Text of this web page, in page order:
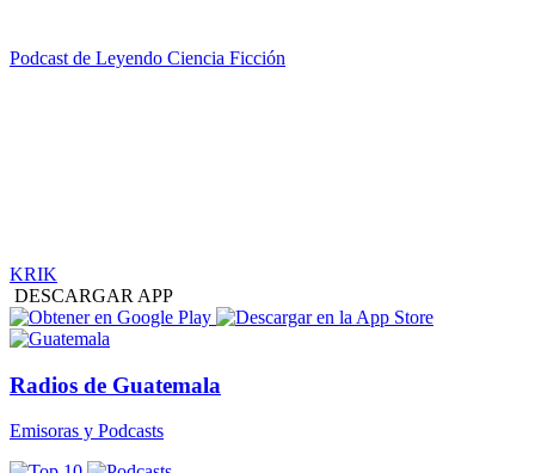
Podcast de Leyendo Ciencia Ficción
KRIK
DESCARGAR APP
Radios de Guatemala
Emisoras y Podcasts